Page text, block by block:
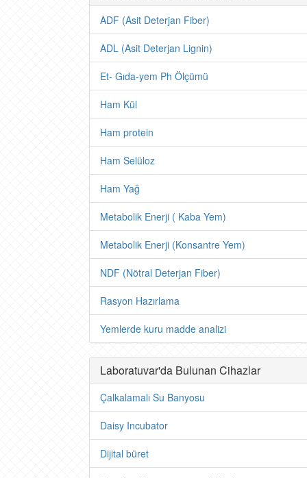
ADF (Asit Deterjan Fiber)
ADL (Asit Deterjan Lignin)
Et- Gıda-yem Ph Ölçümü
Ham Kül
Ham protein
Ham Selüloz
Ham Yağ
Metabolik Enerji ( Kaba Yem)
Metabolik Enerji (Konsantre Yem)
NDF (Nötral Deterjan Fiber)
Rasyon Hazırlama
Yemlerde kuru madde analizi
Laboratuvar'da Bulunan Cihazlar
Çalkalamalı Su Banyosu
Daisy Incubator
Dijital büret